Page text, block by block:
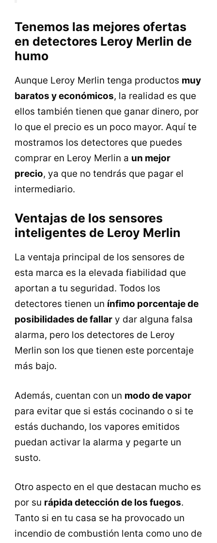
Tenemos las mejores ofertas
en detectores Leroy Merlin de
humo
Aunque Leroy Merlin tenga productos muy
baratos y económicos, la realidad es que
ellos también tienen que ganar dinero, por
lo que el precio es un poco mayor. Aquí te
mostramos los detectores que puedes
comprar en Leroy Merlin a un mejor
precio, ya que no tendrás que pagar el
intermediario.
Ventajas de los sensores
inteligentes de Leroy Merlin
La ventaja principal de los sensores de
esta marca es la elevada fiabilidad que
aportan a tu seguridad. Todos los
detectores tienen un ínfimo porcentaje de
posibilidades de fallar y dar alguna falsa
alarma, pero los detectores de Leroy
Merlin son los que tienen este porcentaje
más bajo.
Además, cuentan con un modo de vapor
para evitar que si estás cocinando o si te
estás duchando, los vapores emitidos
puedan activar la alarma y pegarte un
susto.
Otro aspecto en el que destacan mucho es
por su rápida detección de los fuegos.
Tanto si en tu casa se ha provocado un
incendio de combustión lenta como uno de